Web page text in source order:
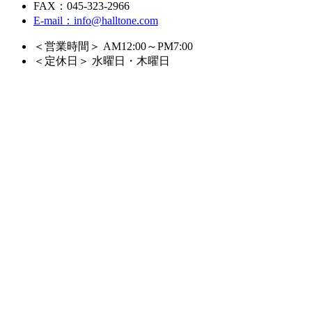
FAX：045-323-2966
E-mail：info@halltone.com
＜営業時間＞ AM12:00～PM7:00
＜定休日＞ 水曜日・木曜日